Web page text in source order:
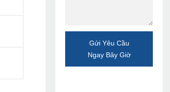
Gửi Yêu Cầu
Ngay Bây Giờ